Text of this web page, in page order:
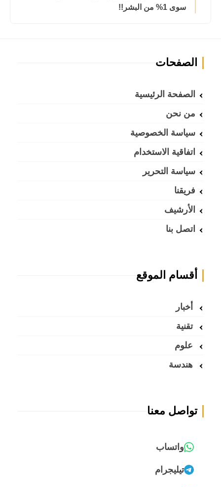
سوى 1% من البشر!!
الصفحات
الصفحة الرئيسية
من نحن
سياسة الخصوصية
اتفاقية الاستخدام
سياسة التحرير
فريقنا
الأرشيف
اتصل بنا
أقسام الموقع
أخبار
تقنية
علوم
هندسة
تواصل معنا
واتساب
تيليجرام